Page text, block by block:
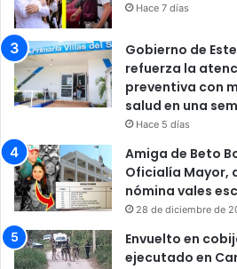
Hace 7 días
Gobierno de
refuerza la
preventiva con
salud en una
Hace 5 días
Amiga de Beto
Oficialía Mayor,
nómina vales
28 de diciembre de
Envuelto en
ejecutado en